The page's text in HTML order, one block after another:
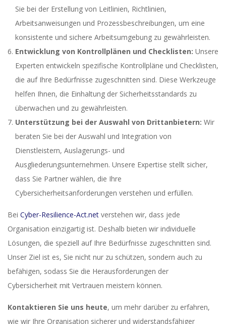
Sie bei der Erstellung von Leitlinien, Richtlinien,
Arbeitsanweisungen und Prozessbeschreibungen, um eine
konsistente und sichere Arbeitsumgebung zu gewährleisten.
Entwicklung von Kontrollplänen und Checklisten: Unsere
Experten entwickeln spezifische Kontrollpläne und Checklisten,
die auf Ihre Bedürfnisse zugeschnitten sind. Diese Werkzeuge
helfen Ihnen, die Einhaltung der Sicherheitsstandards zu
überwachen und zu gewährleisten.
Unterstützung bei der Auswahl von Drittanbietern: Wir
beraten Sie bei der Auswahl und Integration von
Dienstleistern, Auslagerungs- und
Ausgliederungsunternehmen. Unsere Expertise stellt sicher,
dass Sie Partner wählen, die Ihre
Cybersicherheitsanforderungen verstehen und erfüllen.
Bei Cyber-Resilience-Act.net verstehen wir, dass jede
Organisation einzigartig ist. Deshalb bieten wir individuelle
Lösungen, die speziell auf Ihre Bedürfnisse zugeschnitten sind.
Unser Ziel ist es, Sie nicht nur zu schützen, sondern auch zu
befähigen, sodass Sie die Herausforderungen der
Cybersicherheit mit Vertrauen meistern können.
Kontaktieren Sie uns heute, um mehr darüber zu erfahren,
wie wir Ihre Organisation sicherer und widerstandsfähiger